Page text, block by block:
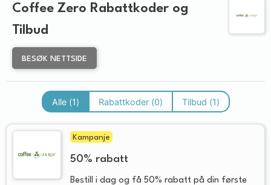
Coffee Zero Rabattkoder og
Tilbud
BESØK NETTSIDE
Alle (1) Rabattkoder (0) Tilbud (1)
Kampanje
50% rabatt
Bestill i dag og få 50% rabatt på din første